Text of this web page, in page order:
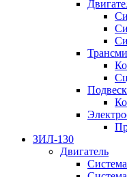
ЗИЛ-130
Двигатель